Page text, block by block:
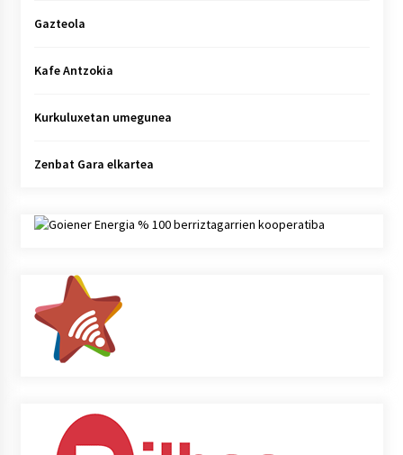
Gazteola
Kafe Antzokia
Kurkuluxetan umegunea
Zenbat Gara elkartea